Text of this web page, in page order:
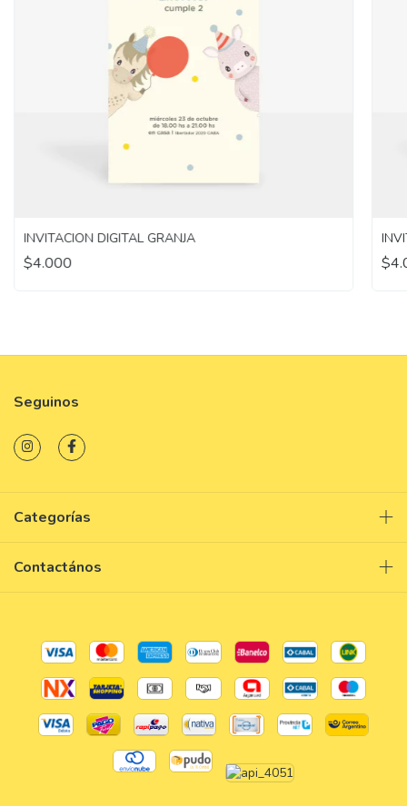
INVITACION DIGITAL GRANJA
$4.000
Seguinos
Categorías
Contactános